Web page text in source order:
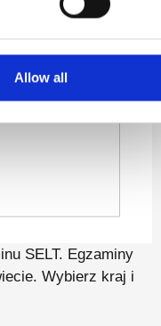
Allow all
SELT. Egzaminy
Wybierz kraj i